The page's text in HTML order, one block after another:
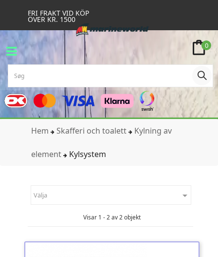
FRI FRAKT VID KÖP
ÖVER KR. 1500
0
Hem Skafferi och toalett Kylning av
element Kylsystem
Välja 
Visar 1 - 2 av 2 objekt